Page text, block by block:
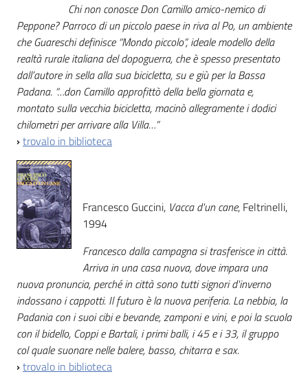
Chi non conosce Don Camillo amico-nemico di
Peppone? Parroco di un piccolo paese in riva al Po, un ambiente
che Guareschi definisce “Mondo piccolo”, ideale modello della
realtà rurale italiana del dopoguerra, che è spesso presentato
dall’autore in sella alla sua bicicletta, su e giù per la Bassa
Padana. “…don Camillo approfittò della bella giornata e,
montato sulla vecchia bicicletta, macinò allegramente i dodici
chilometri per arrivare alla Villa…”
›trovalo in biblioteca
Francesco Guccini, Vacca d'un cane, Feltrinelli,
1994
Francesco dalla campagna si trasferisce in città.
Arriva in una casa nuova, dove impara una
nuova pronuncia, perché in città sono tutti signori d'inverno
indossano i cappotti. Il futuro è la nuova periferia. La nebbia, la
Padania con i suoi cibi e bevande, zamponi e vini, e poi la scuola
con il bidello, Coppi e Bartali, i primi balli, i 45 e i 33, il gruppo
col quale suonare nelle balere, basso, chitarra e sax.
›trovalo in biblioteca